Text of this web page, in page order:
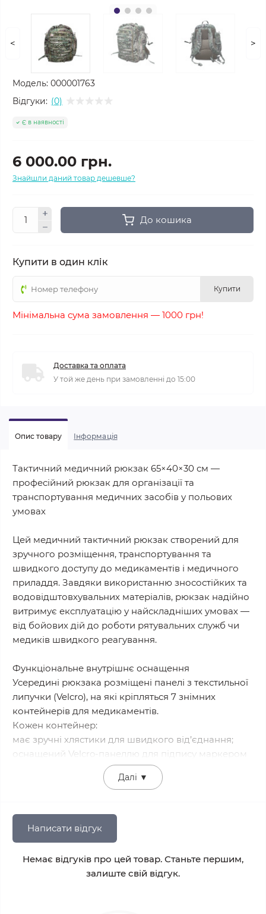
< >
Модель: 000001763
Відгуки: (0)
Є в наявності
6 000.00 грн.
Знайшли даний товар дешевше?
До кошика
Купити в один клік
Купити
Мінімальна сума замовлення — 1000 грн!
Доставка та оплата
У той же день при замовленні до 15:00
Опис товару Iнформація
Тактичний медичний рюкзак 65×40×30 см —
професійний рюкзак для організації та
транспортування медичних засобів у польових
умовах
Цей медичний тактичний рюкзак створений для
зручного розміщення, транспортування та
швидкого доступу до медикаментів і медичного
приладдя. Завдяки використанню зносостійких та
водовідштовхувальних матеріалів, рюкзак надійно
витримує експлуатацію у найскладніших умовах —
від бойових дій до роботи рятувальних служб чи
медиків швидкого реагування.
Функціональне внутрішнє оснащення
Усередині рюкзака розміщені панелі з текстильної
липучки (Velcro), на які кріпляться 7 знімних
контейнерів для медикаментів.
Кожен контейнер:
має зручні хлястики для швидкого від’єднання;
оснащений Velcro-панеллю для підпису маркером
виготовлений із тактичної сітки, що дозволяє
інструментів чи перев’язочних матеріалів;
має замки з двома бігунками та паракордовими
шнурками, що забезпечують швидкий доступ у
Далі ▼
Написати відгук
Немає відгуків про цей товар. Станьте першим,
залиште свій відгук.